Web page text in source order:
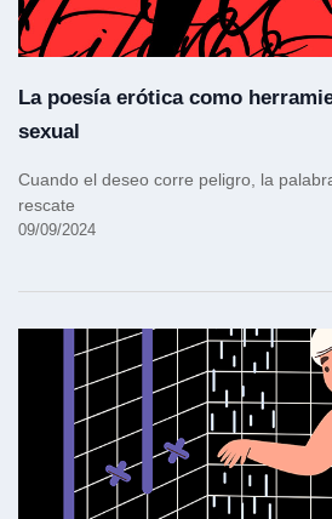
La poesía erótica como
sexual
Cuando el deseo corre peligro, la
rescate
09/09/2024